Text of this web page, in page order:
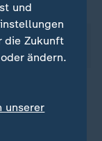
Uhr.
und
die Zukunft
ändern.
unserer